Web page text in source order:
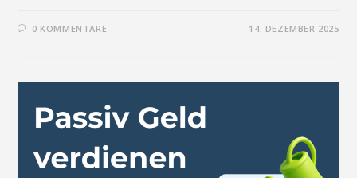
0 KOMMENTARE 14. DEZEMBER 2025